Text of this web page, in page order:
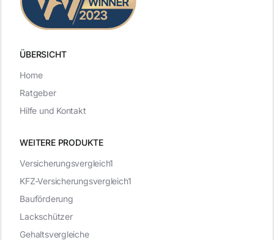
ÜBERSICHT
WEITERE PRODUKTE
Versicherungsvergleich1
KFZ-Versicherungsvergleich1
Bauförderung
Lackschützer
Gehaltsvergleiche
Home
Ratgeber
Hilfe und Kontakt